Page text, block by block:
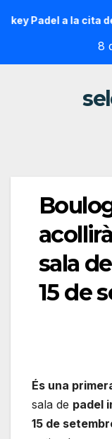
a la cita dels
8
sala
15 de
És una
sala de padel
15 de